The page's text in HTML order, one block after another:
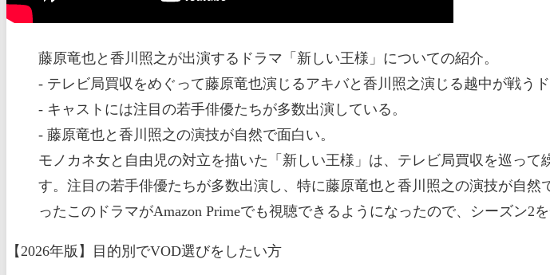
藤原竜也と香川照之が出演するドラマ「新しい王様」についての紹介。
- テレビ局買収をめぐって藤原竜也演じるアキバと香川照之演じる越中が戦うド
- キャストには注目の若手俳優たちが多数出演している。
- 藤原竜也と香川照之の演技が自然で面白い。
モノカネ女と自由児の対立を描いた「新しい王様」は、テレビ局買収を巡っ
す。注目の若手俳優たちが多数出演し、特に藤原竜也と香川照之の演技が自然
ったこのドラマがAmazon Primeでも視聴できるようになったので、シーズン2
【2026年版】目的別でVOD選びをしたい方